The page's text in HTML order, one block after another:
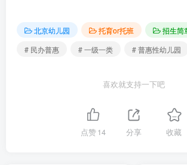
北京市朝阳区立城苑小金星幼儿园
有一百余所直营园幼儿园的“小金星国际
民政局5A级单位的优秀民办普惠园。
普惠性幼儿园
幼儿园坐落在环
北京幼儿园 托育or托班 招生简
# 民办普惠
# 一级一类 # 普惠性幼儿园
喜欢就支持一下吧
点赞14 分享 收藏